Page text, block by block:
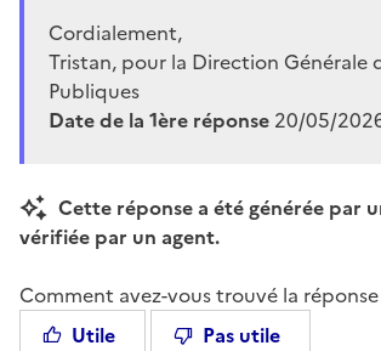
Cordialement,
Tristan, pour la Direction Générale
Publiques
Date de la 1ère réponse 20/05/
Cette réponse a été générée par
vérifiée par un agent.
Comment avez-vous trouvé la réponse
Utile
Pas utile